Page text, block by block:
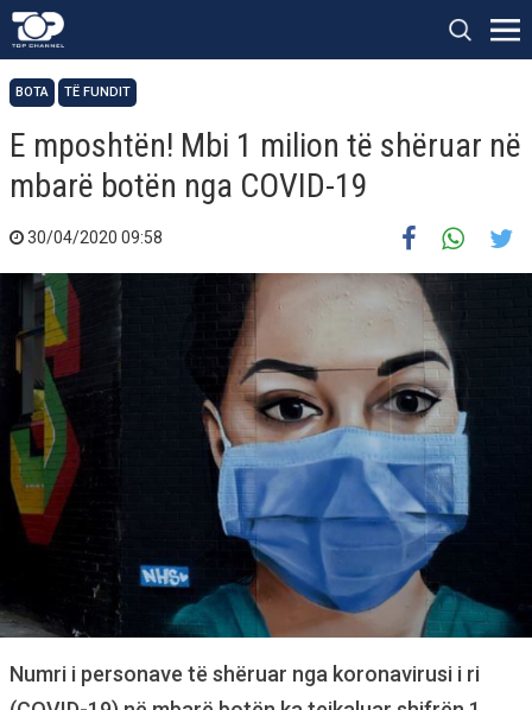
BOTA TË FUNDIT
E mposhtën! Mbi 1 milion të shëruar në
mbarë botën nga COVID-19
30/04/2020 09:58
Numri i personave të shëruar nga koronavirusi i ri